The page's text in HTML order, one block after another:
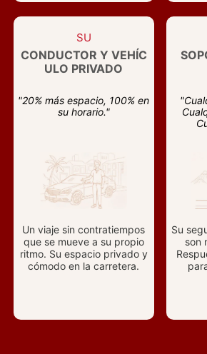
SU
CONDUCTOR Y VEHÍC
ULO PRIVADO
"20% más espacio, 100% en
su horario."
Un viaje sin contratiempos
que se mueve a su propio
ritmo. Su espacio privado y
cómodo en la carretera.
Su
son